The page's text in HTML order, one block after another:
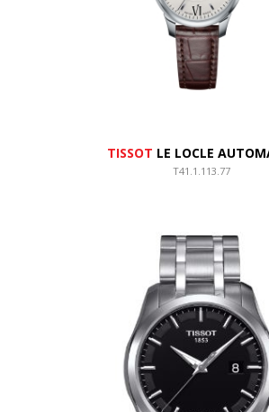
TISSOT LE LOCLE
T41.1.113.77